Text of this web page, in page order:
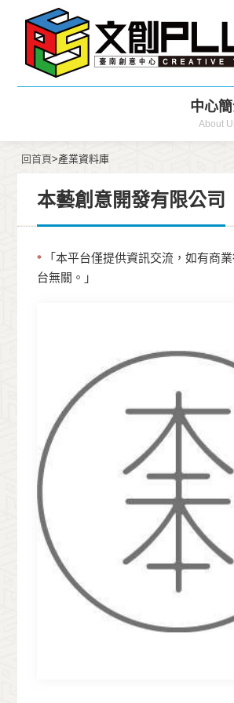
Menu
Navigation
中心
About
回首頁>產業資料庫
本藝創意開發有限公司
*
「本平台僅提供資訊交流，如有商
台無關。」